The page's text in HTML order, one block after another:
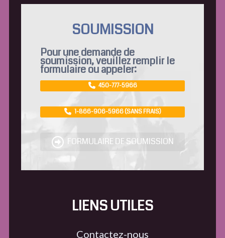
SOUMISSION
Pour une demande de
soumission, veuillez remplir le
formulaire ou appeler:
450-777-5966
1-866-906-5966 (SANS FRAIS)
FORMULAIRE DE SOUMISSION
LIENS UTILES
Contactez-nous